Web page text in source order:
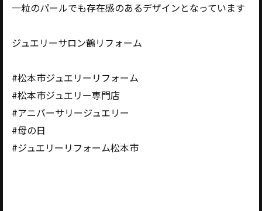
一粒のパールでも存在感のあるデザインとなっています
ジュエリーサロン鶴リフォーム
#松本市ジュエリーリフォーム
#松本市ジュエリー専門店
#アニバーサリージュエリー
#母の日
#ジュエリーリフォーム松本市